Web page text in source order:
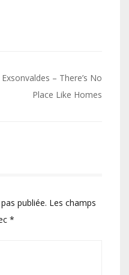
Exsonvaldes – There’s No
Place Like Homes
publiée. Les champs
*